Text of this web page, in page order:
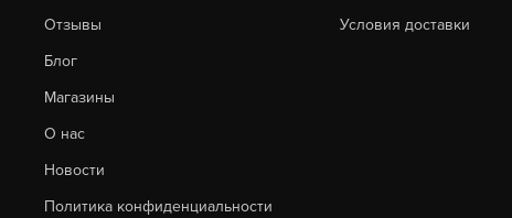
Отзывы
Блог
Магазины
О нас
Новости
Политика конфиденциальности
Условия доставки